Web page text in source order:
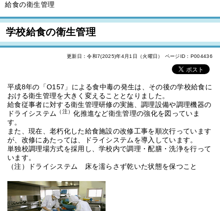
給食の衛生管理
学校給食の衛生管理
更新日：令和7(2025)年4月1日（火曜日） ページID：P004436
平成8年の「O157」による食中毒の発生は、その後の学校給食に
おける衛生管理を大きく変えることとなりました。
給食従事者に対する衛生管理研修の実施、調理設備や調理機器の
ドライシステム
（注） 化推進など衛生管理の強化を図っていま
す。
また、現在、老朽化した給食施設の改修工事を順次行っています
が、改修にあたっては、ドライシステムを導入しています。
単独校調理場方式を採用し、学校内で調理・配膳・洗浄を行って
います。
（注）ドライシステム 床を濡らさず乾いた状態を保つこと